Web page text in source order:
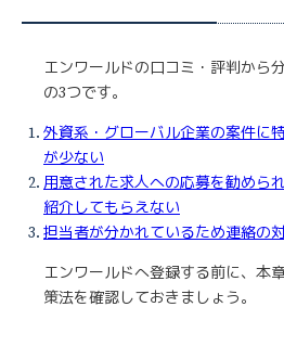
エンワールドの口コミ・評判から
の3つです。
外資系・グローバル企業の案件に
が少ない
用意された求人への応募を勧めら
紹介してもらえない
担当者が分かれているため連絡の
エンワールドへ登録する前に、本
策法を確認しておきましょう。